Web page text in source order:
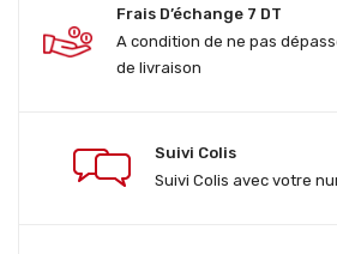
Frais D’échange 7 DT
A condition de ne pas
de livraison
Suivi Colis
Suivi Colis avec votre